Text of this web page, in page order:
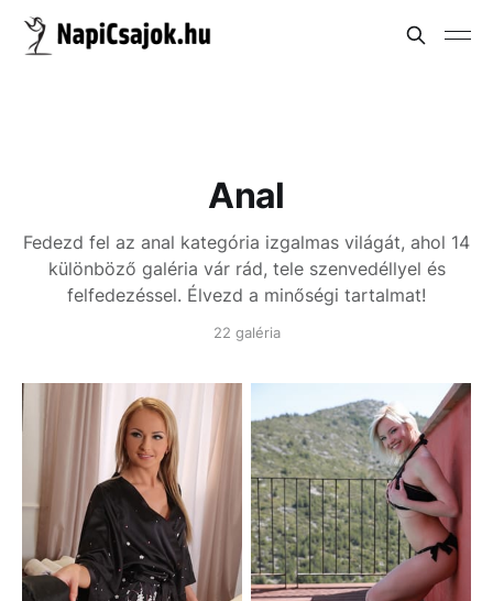
Anal
Fedezd fel az anal kategória izgalmas világát, ahol 14
különböző galéria vár rád, tele szenvedéllyel és
felfedezéssel. Élvezd a minőségi tartalmat!
22 galéria